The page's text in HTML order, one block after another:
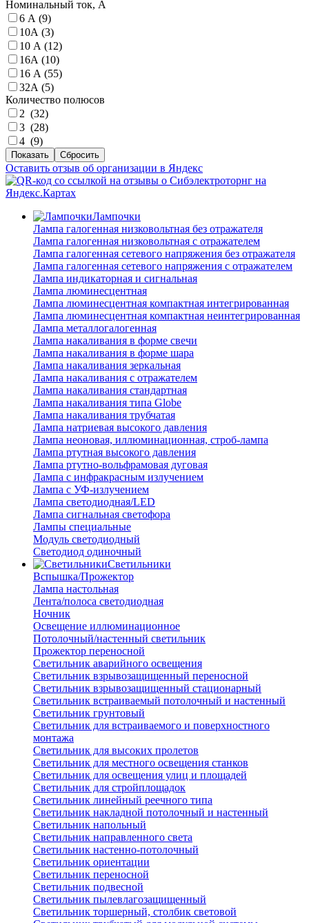
Номинальный ток, А
6 А (9)
10А (3)
10 А (12)
16А (10)
16 А (55)
32А (5)
Количество полюсов
2 (32)
3 (28)
4 (9)
Оставить отзыв об организации в Яндекс
Лампочки
Лампа галогенная низковольтная без отражателя
Лампа галогенная низковольтная с отражателем
Лампа галогенная сетевого напряжения без отражателя
Лампа галогенная сетевого напряжения с отражателем
Лампа индикаторная и сигнальная
Лампа люминесцентная
Лампа люминесцентная компактная интегрированная
Лампа люминесцентная компактная неинтегрированная
Лампа металлогалогенная
Лампа накаливания в форме свечи
Лампа накаливания в форме шара
Лампа накаливания зеркальная
Лампа накаливания с отражателем
Лампа накаливания стандартная
Лампа накаливания типа Globe
Лампа накаливания трубчатая
Лампа натриевая высокого давления
Лампа неоновая, иллюминационная, строб-лампа
Лампа ртутная высокого давления
Лампа ртутно-вольфрамовая дуговая
Лампа с инфракрасным излучением
Лампа с УФ-излучением
Лампа светодиодная/LED
Лампа сигнальная светофора
Лампы специальные
Модуль светодиодный
Светодиод одиночный
Светильники
Вспышка/Прожектор
Лампа настольная
Лента/полоса светодиодная
Ночник
Освещение иллюминационное
Потолочный/настенный светильник
Прожектор переносной
Светильник аварийного освещения
Светильник взрывозащищенный переносной
Светильник взрывозащищенный стационарный
Светильник встраиваемый потолочный и настенный
Светильник грунтовый
Светильник для встраиваемого и поверхностного
монтажа
Светильник для высоких пролетов
Светильник для местного освещения станков
Светильник для освещения улиц и площадей
Светильник для стройплощадок
Светильник линейный реечного типа
Светильник накладной потолочный и настенный
Светильник напольный
Светильник направленного света
Светильник настенно-потолочный
Светильник ориентации
Светильник переносной
Светильник подвесной
Светильник пылевлагозащищенный
Светильник торшерный, столбик световой